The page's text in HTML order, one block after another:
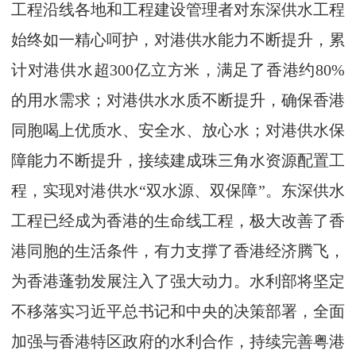
工程沿线各地和工程建设管理者对东深供水工程
始终如一精心呵护，对港供水能力不断提升，累
计对港供水超300亿立方米，满足了香港约80%
的用水需求；对港供水水质不断提升，确保香港
同胞喝上优质水、安全水、放心水；对港供水保
障能力不断提升，接续建成珠三角水资源配置工
程，实现对港供水“双水源、双保障”。东深供水
工程已经成为香港的生命线工程，极大改善了香
港同胞的生活条件，有力支撑了香港经济腾飞，
为香港蓬勃发展注入了强大动力。水利部将坚定
不移落实习近平总书记和中央的决策部署，全面
加强与香港特区政府的水利合作，持续完善粤港